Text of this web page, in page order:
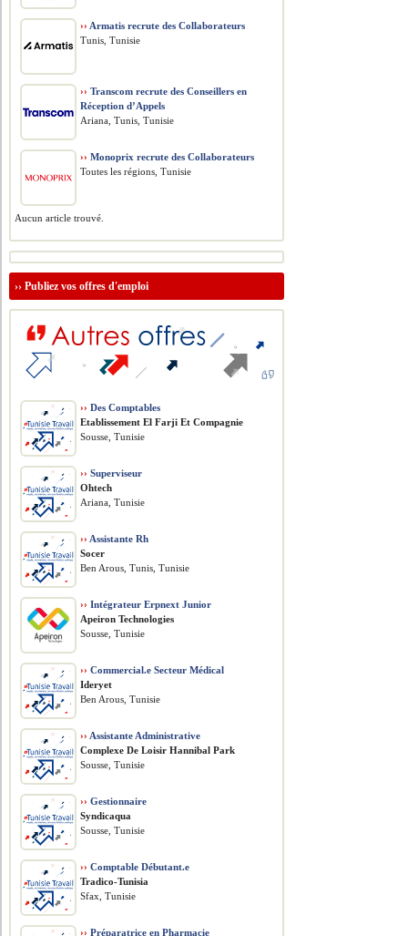
›› Armatis recrute des Collaborateurs
Tunis, Tunisie
›› Transcom recrute des Conseillers en
Réception d’Appels
Ariana, Tunis, Tunisie
›› Monoprix recrute des Collaborateurs
Toutes les régions, Tunisie
Aucun article trouvé.
››Publiez vos offres d'emploi
›› Des Comptables
Etablissement El Farji Et Compagnie
Sousse, Tunisie
›› Superviseur
Ohtech
Ariana, Tunisie
›› Assistante Rh
Socer
Ben Arous, Tunis, Tunisie
›› Intégrateur Erpnext Junior
Apeiron Technologies
Sousse, Tunisie
›› Commercial.e Secteur Médical
Ideryet
Ben Arous, Tunisie
›› Assistante Administrative
Complexe De Loisir Hannibal Park
Sousse, Tunisie
›› Gestionnaire
Syndicaqua
Sousse, Tunisie
›› Comptable Débutant.e
Tradico-Tunisia
Sfax, Tunisie
›› Préparatrice en Pharmacie